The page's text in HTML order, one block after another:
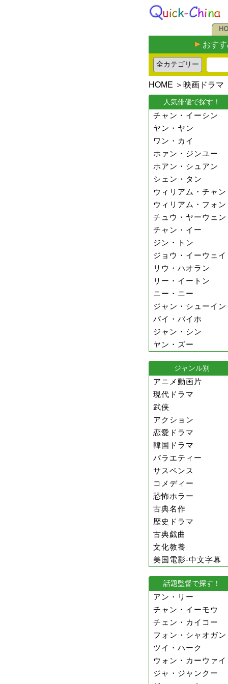
おす
HOME ＞ 映画ドラマ
人気俳優で探す！
チャン・イーシン
ヤン・ヤン
ワン・カイ
ホァン・ジンユー
ホアン・シュアン
シェン・タン
ウィリアム・チャン
ウィリアム・フォン
チュウ・ヤーウェン
チャン・イー
ジン・トン
ジョウ・イーウェイ
リウ・ハオラン
リー・イートン
ニー・ニー
ジャン・シューイン
バイ・バイホ
ジャン・シン
ヤン・ズー
ジャンル別
アニメ動画片
現代ドラマ
武侠
アクション
恋愛ドラマ
韓国ドラマ
バラエティー
サスペンス
コメディー
恐怖ホラー
古典名作
歴史ドラマ
古典戯曲
文化教養
美国電影-中文字幕
話題監督で探す！
アン・リー
チャン・イーモウ
チェン・カイコー
フォン・シャオガン
ツイ・ハーク
ウォン・カーウァイ
ジャ・ジャンクー